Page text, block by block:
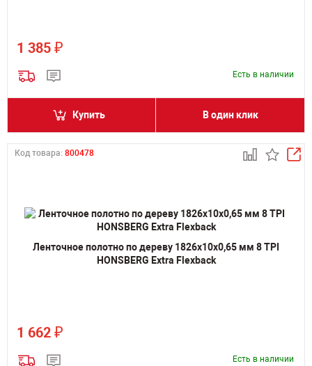
1 385 ₽
Есть в наличии
Купить В один клик
Код товара: 800478
Ленточное полотно по дереву 1826х10х0,65 мм 8 TPI
HONSBERG Extra Flexback
1 662 ₽
Есть в наличии